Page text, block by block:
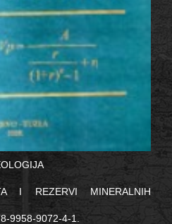
I REZERVI MINERALNIH
9958-9072-4-1.